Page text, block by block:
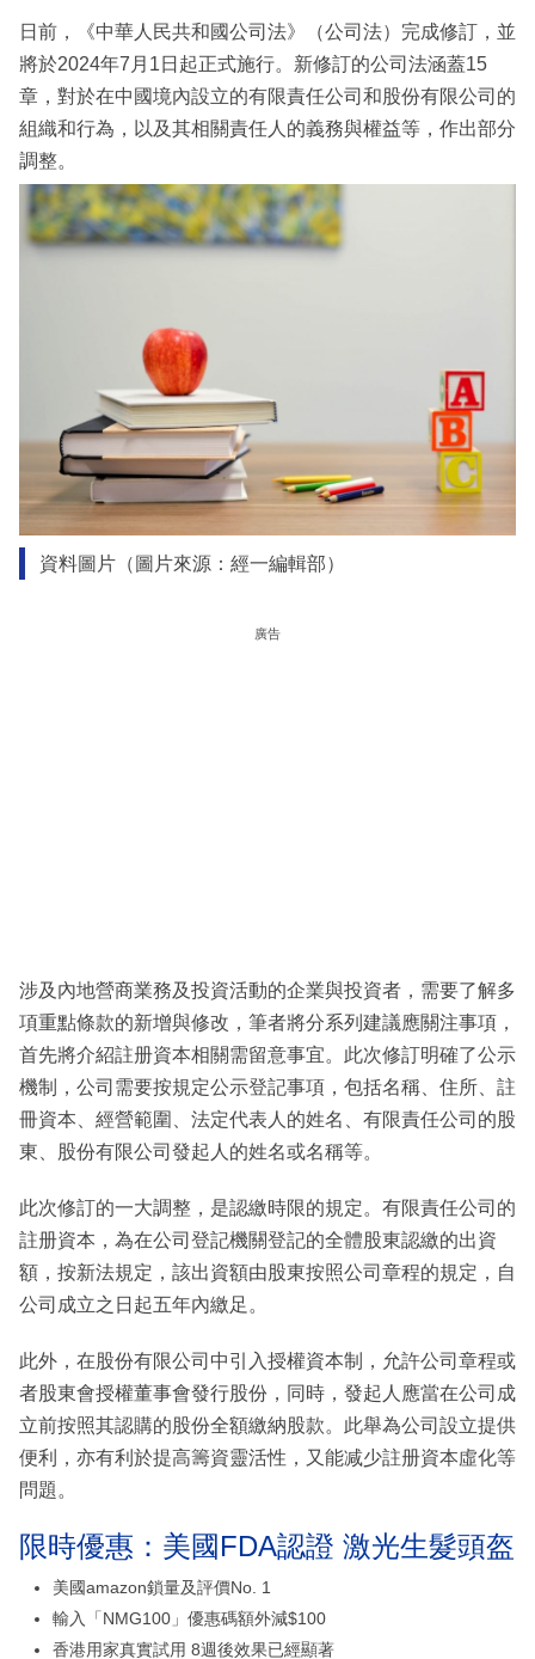
區
日前，《中華人民共和國公司法》（公司法）完成修訂，並
將於2024年7月1日起正式施行。新修訂的公司法涵蓋15
章，對於在中國境內設立的有限責任公司和股份有限公司的
組織和行為，以及其相關責任人的義務與權益等，作出部分
調整。
資料圖片（圖片來源：經一編輯部）
廣告
涉及內地營商業務及投資活動的企業與投資者，需要了解多
項重點條款的新增與修改，筆者將分系列建議應關注事項，
首先將介紹註册資本相關需留意事宜。此次修訂明確了公示
機制，公司需要按規定公示登記事項，包括名稱、住所、註
冊資本、經營範圍、法定代表人的姓名、有限責任公司的股
東、股份有限公司發起人的姓名或名稱等。
此次修訂的一大調整，是認繳時限的規定。有限責任公司的
註册資本，為在公司登記機關登記的全體股東認繳的出資
額，按新法規定，該出資額由股東按照公司章程的規定，自
公司成立之日起五年內繳足。
此外，在股份有限公司中引入授權資本制，允許公司章程或
者股東會授權董事會發行股份，同時，發起人應當在公司成
立前按照其認購的股份全額繳納股款。此舉為公司設立提供
便利，亦有利於提高籌資靈活性，又能减少註册資本虛化等
問題。
限時優惠：美國FDA認證 激光生髮頭盔
美國amazon鎖量及評價No. 1
輸入「NMG100」優惠碼額外減$100
香港用家真實試用 8週後效果已經顯著